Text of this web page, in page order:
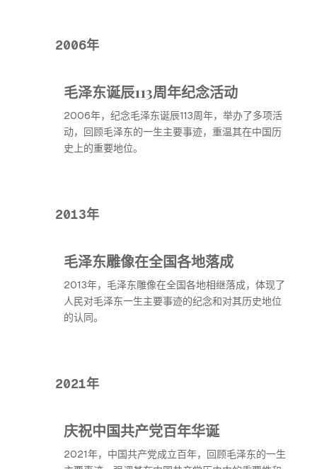
2006年
毛泽东诞辰113周年纪念活动
2006年，纪念毛泽东诞辰113周年，举办了多项活
动，回顾毛泽东的一生主要事迹，重温其在中国历
史上的重要地位。
2013年
毛泽东雕像在全国各地落成
2013年，毛泽东雕像在全国各地相继落成，体现了
人民对毛泽东一生主要事迹的纪念和对其历史地位
的认同。
2021年
庆祝中国共产党百年华诞
2021年，中国共产党成立百年，回顾毛泽东的一生